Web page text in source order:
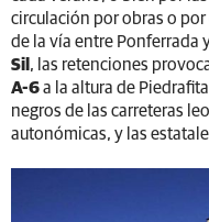
circulación por obras o
de la vía entre Ponferrada
Sil , las retenciones
A-6a la altura de
negros de las carreteras
autonómicas, y las